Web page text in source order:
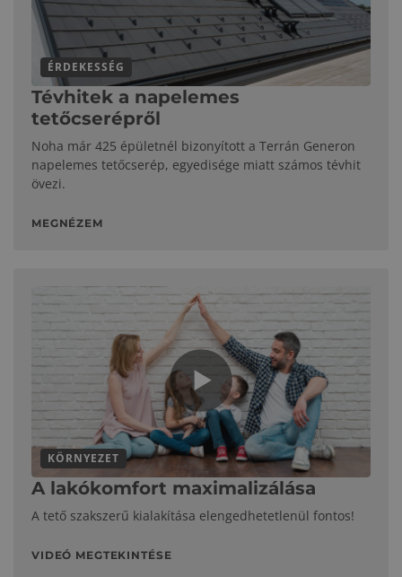
ÉRDEKESSÉG
Tévhitek a napelemes
tetőcserépről
Noha már 425 épületnél bizonyított a Terrán Generon
napelemes tetőcserép, egyedisége miatt számos tévhit
övezi.
MEGNÉZEM
KÖRNYEZET
A lakókomfort maximalizálása
A tető szakszerű kialakítása elengedhetetlenül fontos!
VIDEÓ MEGTEKINTÉSE